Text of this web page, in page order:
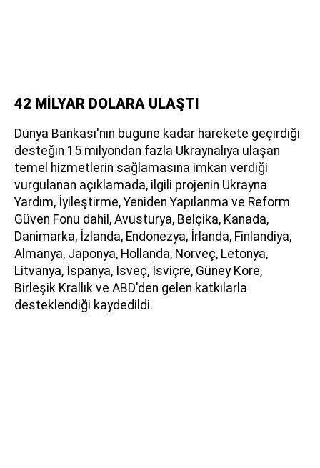
42 MİLYAR DOLARA ULAŞTI
Dünya Bankası'nın bugüne kadar harekete geçirdiği
desteğin 15 milyondan fazla Ukraynalıya ulaşan
temel hizmetlerin sağlamasına imkan verdiği
vurgulanan açıklamada, ilgili projenin Ukrayna
Yardım, İyileştirme, Yeniden Yapılanma ve Reform
Güven Fonu dahil, Avusturya, Belçika, Kanada,
Danimarka, İzlanda, Endonezya, İrlanda, Finlandiya,
Almanya, Japonya, Hollanda, Norveç, Letonya,
Litvanya, İspanya, İsveç, İsviçre, Güney Kore,
Birleşik Krallık ve ABD'den gelen katkılarla
desteklendiği kaydedildi.